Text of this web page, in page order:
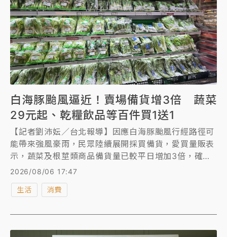
白海豚颱風逼近！賣場備貨增3倍 蔬菜
29元起、乾糧飲品等百件買1送1
【記者劉沛妘／台北報導】因應白海豚颱風行經路徑可
能帶來強風豪雨，民眾陸續展開採買備貨，愛買量販表
示，蔬菜及根莖類商品備貨量已較平日增加3倍，確保
供應穩定、降低缺貨風險。另外，萬家福、樂家康則相
促銷一次看。
2026/08/06 17:47
生活 消費